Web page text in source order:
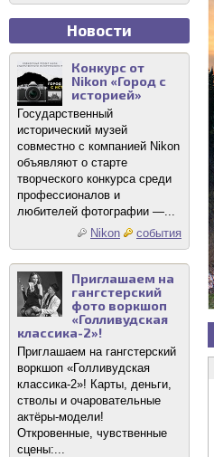
Новости
Конкурс от
Nikon «Город с
историей»
Государственный
исторический музей
совместно с компанией Nikon
объявляют о старте
творческого конкурса среди
профессионалов и
любителей фотографии —...
Nikon
события
Приглашаем на
гангстерский
фото воркшоп
«Голливудская
классика-2»!
Приглашаем на гангстерский
воркшоп «Голливудская
классика-2»! Карты, деньги,
стволы и очаровательные
актёры-модели!
Откровенные, чувственные
сцены:...